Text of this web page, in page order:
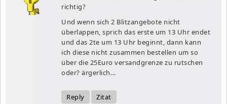
richtig?
Und wenn sich 2 Blitzangebote nicht
überlappen, sprich das erste um 13 Uhr endet
und das 2te um 13 Uhr beginnt, dann kann
ich diese nicht zusammen bestellen um so
über die 25Euro versandgrenze zu rutschen
oder? ärgerlich…
Reply Zitat